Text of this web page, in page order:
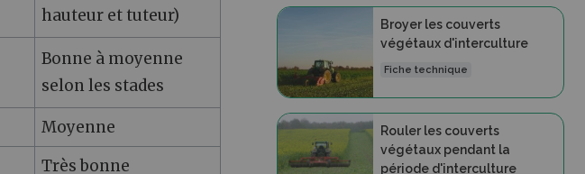
hauteur et tuteur)
Bonne à moyenne
selon les stades
Moyenne
Très bonne
Broyer les couverts
végétaux d'interculture
Fiche technique
Rouler les couverts
végétaux pendant la
période d'interculture